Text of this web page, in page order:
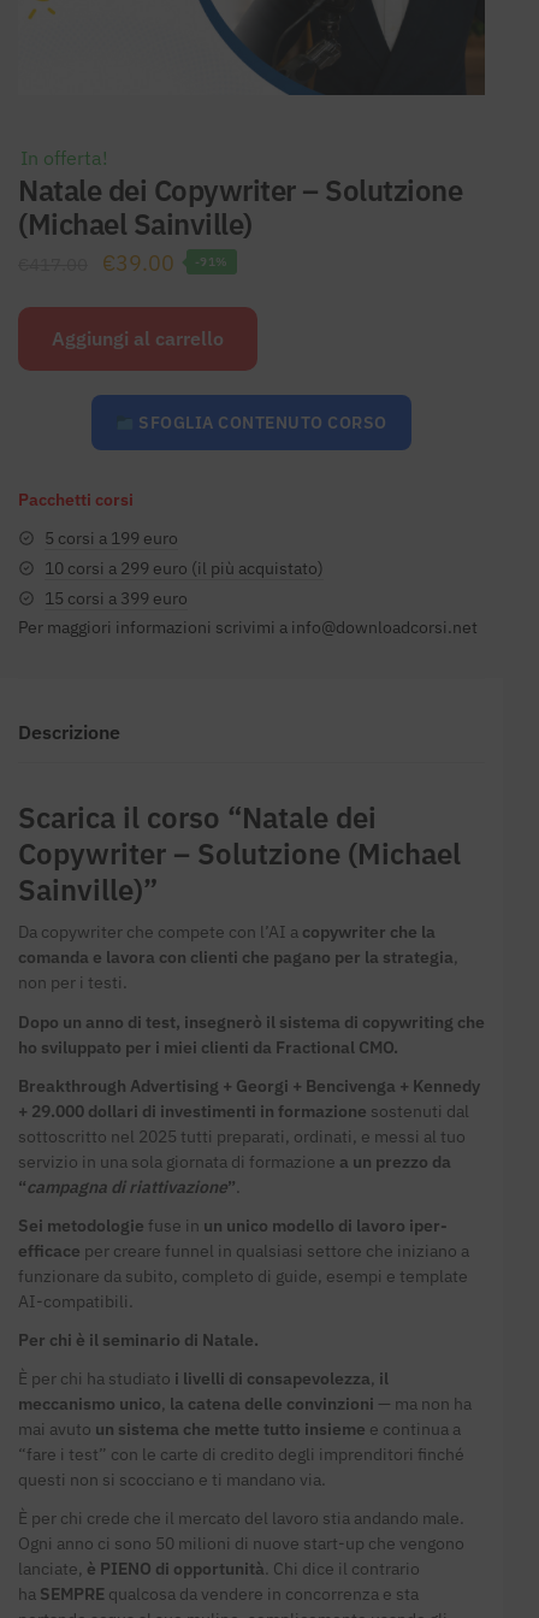
In offerta!
Natale dei Copywriter – Solutzione
(Michael Sainville)
Il
originale
€417.00.
€39.00 Il
attuale
€39.00.
-91%
Aggiungi al carrello
SFOGLIA CONTENUTO CORSO
Pacchetti corsi
5 corsi a 199 euro
10 corsi a 299 euro (il più acquistato)
15 corsi a 399 euro
Per maggiori informazioni scrivimi a info@downloadcorsi.net
Descrizione
Scarica il corso “Natale dei
Copywriter – Solutzione (Michael
Sainville)”
Da copywriter che compete con l’AI a copywriter che la
comanda e lavora con clienti che pagano per la strategia,
non per i testi.
Dopo un anno di test, insegnerò il sistema di copywriting che
ho sviluppato per i miei clienti da Fractional CMO.
Breakthrough Advertising + Georgi + Bencivenga + Kennedy
+ 29.000 dollari di investimenti in formazione sostenuti dal
sottoscritto nel 2025 tutti preparati, ordinati, e messi al tuo
servizio in una sola giornata di formazione a un prezzo da
“campagna di riattivazione”.
Sei metodologie fuse in un unico modello di lavoro iper-
efficace per creare funnel in qualsiasi settore che iniziano a
funzionare da subito, completo di guide, esempi e template
AI-compatibili.
Per chi è il seminario di Natale.
È per chi ha studiato i livelli di consapevolezza, il
meccanismo unico, la catena delle convinzioni — ma non ha
mai avuto un sistema che mette tutto insieme e continua a
“fare i test” con le carte di credito degli imprenditori finché
questi non si scocciano e ti mandano via.
È per chi crede che il mercato del lavoro stia andando male.
Ogni anno ci sono 50 milioni di nuove start-up che vengono
lanciate, è PIENO di opportunità. Chi dice il contrario
ha SEMPRE qualcosa da vendere in concorrenza e sta